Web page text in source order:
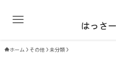
ホーム その他 未分類